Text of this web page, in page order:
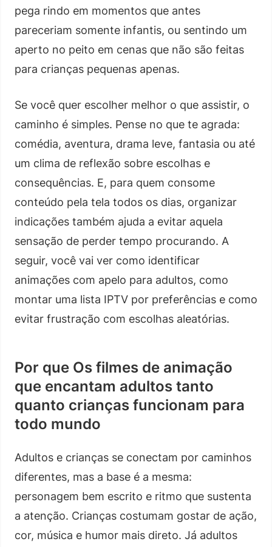
pega rindo em momentos que antes
pareceriam somente infantis, ou sentindo um
aperto no peito em cenas que não são feitas
para crianças pequenas apenas.
Se você quer escolher melhor o que assistir, o
caminho é simples. Pense no que te agrada:
comédia, aventura, drama leve, fantasia ou até
um clima de reflexão sobre escolhas e
consequências. E, para quem consome
conteúdo pela tela todos os dias, organizar
indicações também ajuda a evitar aquela
sensação de perder tempo procurando. A
seguir, você vai ver como identificar
animações com apelo para adultos, como
montar uma lista IPTV por preferências e como
evitar frustração com escolhas aleatórias.
Por que Os filmes de animação
que encantam adultos tanto
quanto crianças funcionam para
todo mundo
Adultos e crianças se conectam por caminhos
diferentes, mas a base é a mesma:
personagem bem escrito e ritmo que sustenta
a atenção. Crianças costumam gostar de ação,
cor, música e humor mais direto. Já adultos